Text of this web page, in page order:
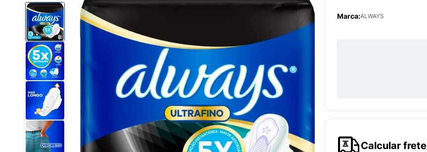
Marca:ALWAYS
Calcular frete